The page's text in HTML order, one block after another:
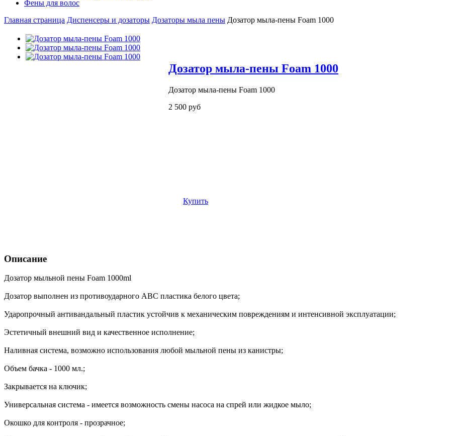
Фены для волос
Главная страница Диспенсеры и дозаторы Дозаторы мыла пены Дозатор мыла-пены Foam 1000
Дозатор мыла-пены Foam 1000
Дозатор мыла-пены Foam 1000
2 500 руб
Купить
Описание
Дозатор мыльной пены Foam 1000ml
Дозатор выполнен из противоударного ABC пластика белого цвета;
Ударопрочный антивандальный пластик устойчив к механическим повреждениям и интенсивной эксплуатации;
Эстетичный внешний вид и качественное исполнение;
Наливная система, возможно использования любой мыльной пены из канистры;
Объем бачка - 1000 мл.;
Закрывается на ключик;
Универсальная система - имеется возможность смены насоса на спрей или жидкое мыло;
Окошко для контроля - прозрачное;